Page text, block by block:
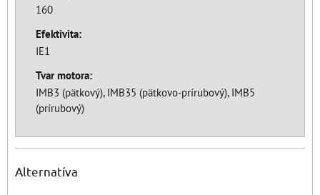
160
Efektivita:
IE1
Tvar motora:
IMB3 (pätkový), IMB35 (pätkovo-prírubový), IMB5
(prírubový)
Alternatíva